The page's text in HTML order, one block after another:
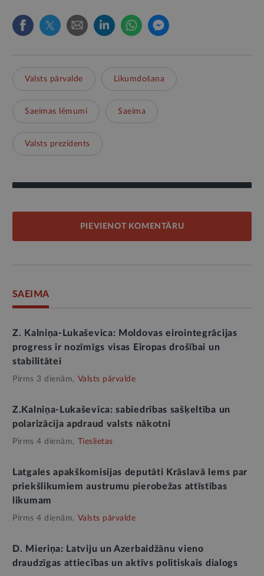
Valsts pārvalde Likumdošana
Saeimas lēmumi Saeima
Valsts prezidents
PIEVIENOT KOMENTĀRU
SAEIMA
Z. Kalniņa-Lukaševica: Moldovas eirointegrācijas
progress ir nozīmīgs visas Eiropas drošībai un
stabilitātei
Pirms 3 dienām, Valsts pārvalde
Z.Kalniņa-Lukaševica: sabiedrības sašķeltība un
polarizācija apdraud valsts nākotni
Pirms 4 dienām, Tieslietas
Latgales apakškomisijas deputāti Krāslavā lems par
priekšlikumiem austrumu pierobežas attīstības
likumam
Pirms 4 dienām, Valsts pārvalde
D. Mieriņa: Latviju un Azerbaidžānu vieno
draudzīgas attiecības un aktīvs politiskais dialogs